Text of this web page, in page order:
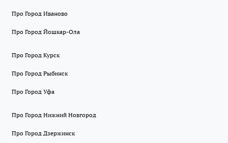
Про Город Иваново
Про Город Йошкар-Ола
Про Город Курск
Про Город Рыбинск
Про Город Уфа
Про Город Нижний Новгород
Про Город Дзержинск